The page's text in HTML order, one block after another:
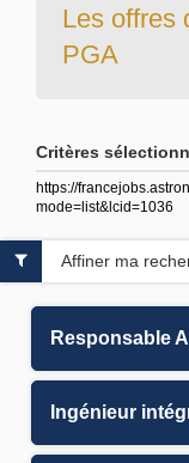
Les offres
PGA
Critères
https://
mode=list&lcid=1036
Responsable
Ingénieur
Affiner ma